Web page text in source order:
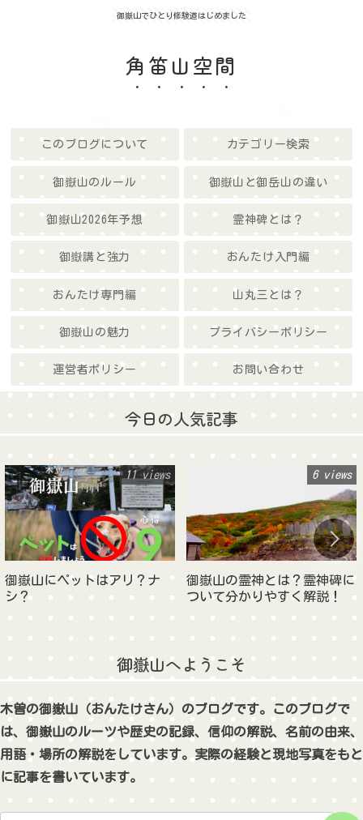
御嶽山でひとり修験道はじめました
角笛山空間
このブログについて カテゴリー検索
御嶽山のルール 御嶽山と御岳山の違い
御嶽山2026年予想 霊神碑とは？
御嶽講と強力 おんたけ入門編
おんたけ専門編 山丸三とは？
御嶽山の魅力 プライバシーポリシー
運営者ポリシー お問い合わせ
今日の人気記事
御嶽山にペットはアリ？ナ
シ？
11 views
御嶽山の霊神とは？霊神碑に
ついて分かりやすく解説！
6 views
御嶽山へようこそ
木曽の御嶽山（おんたけさん）のブログです。このブログで
は、御嶽山のルーツや歴史の記録、信仰の解説、名前の由来、
用語・場所の解説をしています。実際の経験と現地写真をもと
に記事を書いています。